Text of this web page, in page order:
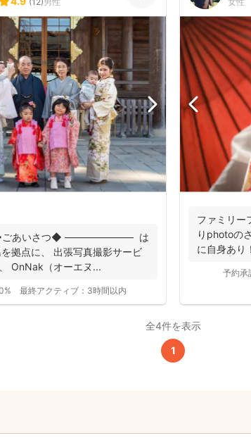
いさつ◆ ――――――― は
拠点に、 出張写真撮影サービ
OnNak（オーエヌ...
最終アクティブ： 3時間以内
ファミリー
りphotoの
に自身あり
予約承
全4件を表示
1
撮影基本料
(税込)